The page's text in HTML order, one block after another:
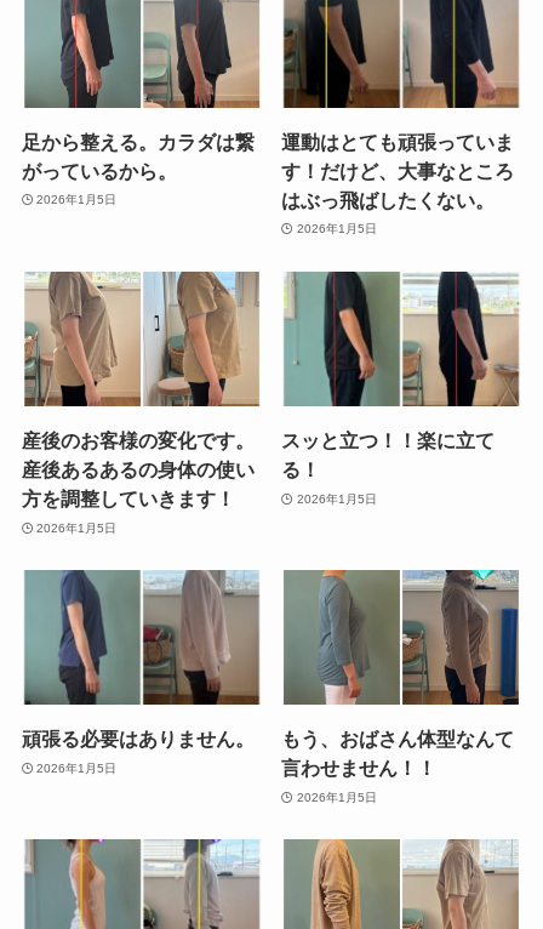
足から整える。カラダは繋
がっているから。
2026年1月5日
運動はとても頑張っていま
す！だけど、大事なところ
はぶっ飛ばしたくない。
2026年1月5日
産後のお客様の変化です。
産後あるあるの身体の使い
方を調整していきます！
2026年1月5日
スッと立つ！！楽に立て
る！
2026年1月5日
頑張る必要はありません。
2026年1月5日
もう、おばさん体型なんて
言わせません！！
2026年1月5日